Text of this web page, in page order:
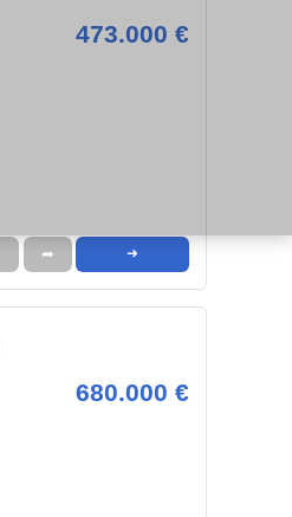
473.000 €
➦ ➜
680.000 €